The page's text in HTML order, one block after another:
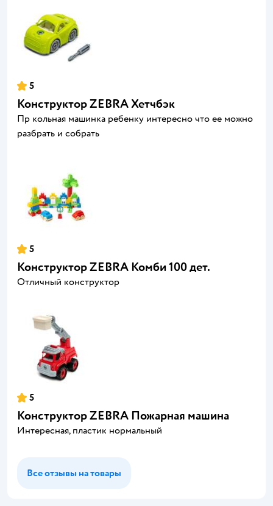
5
Конструктор ZEBRA Хетчбэк
Пр кольная машинка ребенку интересно что ее можно
разбрать и собрать
5
Конструктор ZEBRA Комби 100 дет.
Отличный конструктор
5
Конструктор ZEBRA Пожарная машина
Интересная, пластик нормальный
Все отзывы на товары